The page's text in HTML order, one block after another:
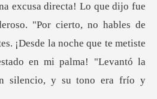
excusa directa! Lo que dijo fue
"Por ci